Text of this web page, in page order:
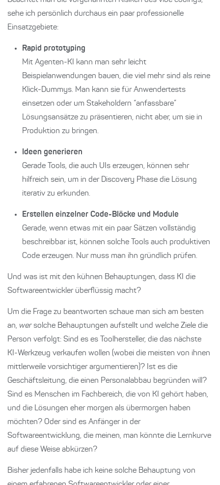
sehe ich persönlich durchaus ein paar professionelle
Einsatzgebiete:
Rapid prototyping
Mit Agenten-KI kann man sehr leicht
Beispielanwendungen bauen, die viel mehr sind als reine
Klick-Dummys. Man kann sie für Anwendertests
einsetzen oder um Stakeholdern “anfassbare”
Lösungsansätze zu präsentieren, nicht aber, um sie in
Produktion zu bringen.
Ideen generieren
Gerade Tools, die auch UIs erzeugen, können sehr
hilfreich sein, um in der Discovery Phase die Lösung
iterativ zu erkunden.
Erstellen einzelner Code-Blöcke und Module
Gerade, wenn etwas mit ein paar Sätzen vollständig
beschreibbar ist, können solche Tools auch produktiven
Code erzeugen. Nur muss man ihn gründlich prüfen.
Und was ist mit den kühnen Behauptungen, dass KI die
Softwareentwickler überflüssig macht?
Um die Frage zu beantworten schaue man sich am besten
an, wersolche Behauptungen aufstellt und welche Ziele die
Person verfolgt: Sind es es Toolhersteller, die das nächste
KI-Werkzeug verkaufen wollen (wobei die meisten von ihnen
mittlerweile vorsichtiger argumentieren)? Ist es die
Geschäftsleitung, die einen Personalabbau begründen will?
Sind es Menschen im Fachbereich, die von KI gehört haben,
und die Lösungen eher morgen als übermorgen haben
möchten? Oder sind es Anfänger in der
Softwareentwicklung, die meinen, man könnte die Lernkurve
auf diese Weise abkürzen?
Bisher jedenfalls habe ich keine solche Behauptung von